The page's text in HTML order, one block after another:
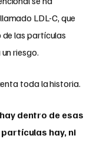
LDL-C, que
las partículas
riesgo.
toda la historia.
dentro de esas
hay, ni